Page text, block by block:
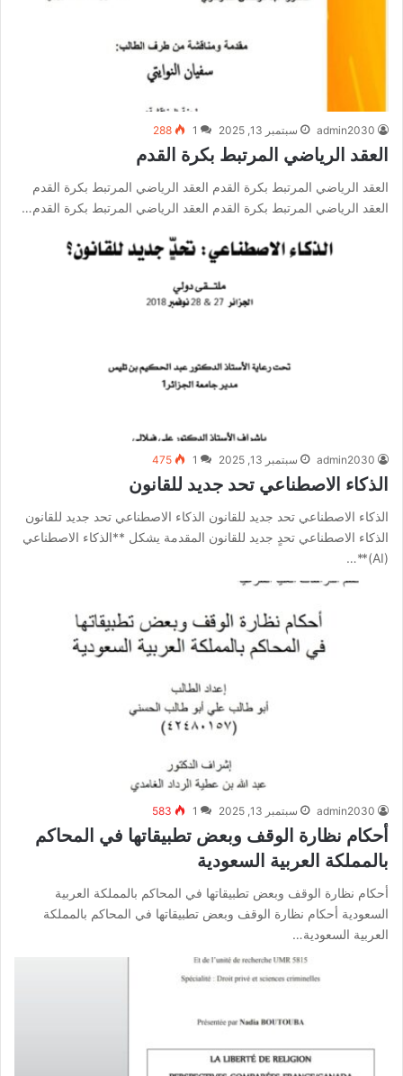
admin2030 سبتمبر 13, 2025 1
288
العقد الرياضي المرتبط بكرة القدم
العقد الرياضي المرتبط بكرة القدم العقد الرياضي المرتبط بكرة القدم
العقد الرياضي المرتبط بكرة القدم العقد الرياضي المرتبط بكرة القدم…
admin2030 سبتمبر 13, 2025 1
475
الذكاء الاصطناعي تحد جديد للقانون
الذكاء الاصطناعي تحد جديد للقانون الذكاء الاصطناعي تحد جديد للقانون
الذكاء الاصطناعي تحدٍ جديد للقانون المقدمة يشكل **الذكاء الاصطناعي
(AI)**…
admin2030 سبتمبر 13, 2025 1
583
أحكام نظارة الوقف وبعض تطبيقاتها في المحاكم
بالمملكة العربية السعودية
أحكام نظارة الوقف وبعض تطبيقاتها في المحاكم بالمملكة العربية
السعودية أحكام نظارة الوقف وبعض تطبيقاتها في المحاكم بالمملكة
العربية السعودية…